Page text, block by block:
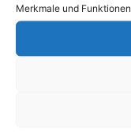
Merkmale und